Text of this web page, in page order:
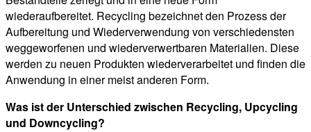
wiederaufbereitet. Recycling bezeichnet den Prozess der
Aufbereitung und Wiederverwendung von verschiedensten
weggeworfenen und wiederverwertbaren Materialien. Diese
werden zu neuen Produkten wiederverarbeitet und finden die
Anwendung in einer meist anderen Form.
Was ist der Unterschied zwischen Recycling, Upcycling
und Downcycling?